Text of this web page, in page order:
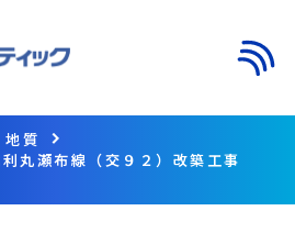
地質
丸瀬布線（交９２）改築工事